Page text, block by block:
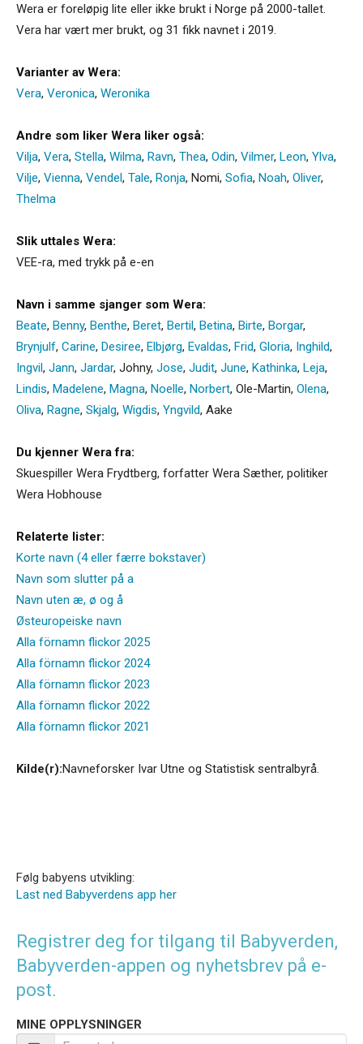
Wera er foreløpig lite eller ikke brukt i Norge på 2000-tallet.
Vera har vært mer brukt, og 31 fikk navnet i 2019.
Varianter av Wera:
Vera, Veronica, Weronika
Andre som liker Wera liker også:
Vilja, Vera, Stella, Wilma, Ravn, Thea, Odin, Vilmer, Leon, Ylva,
Vilje, Vienna, Vendel, Tale, Ronja, Nomi, Sofia, Noah, Oliver,
Thelma
Slik uttales Wera:
VEE-ra, med trykk på e-en
Navn i samme sjanger som Wera:
Beate, Benny, Benthe, Beret, Bertil, Betina, Birte, Borgar,
Brynjulf, Carine, Desiree, Elbjørg, Evaldas, Frid, Gloria, Inghild,
Ingvil, Jann, Jardar, Johny, Jose, Judit, June, Kathinka, Leja,
Lindis, Madelene, Magna, Noelle, Norbert, Ole-Martin, Olena,
Oliva, Ragne, Skjalg, Wigdis, Yngvild, Aake
Du kjenner Wera fra:
Skuespiller Wera Frydtberg, forfatter Wera Sæther, politiker
Wera Hobhouse
Relaterte lister:
Korte navn (4 eller færre bokstaver)
Navn som slutter på a
Navn uten æ, ø og å
Østeuropeiske navn
Alla förnamn flickor 2025
Alla förnamn flickor 2024
Alla förnamn flickor 2023
Alla förnamn flickor 2022
Alla förnamn flickor 2021
Kilde(r):Navneforsker Ivar Utne og Statistisk sentralbyrå.
Følg babyens utvikling:
Last ned Babyverdens app her
Registrer deg for tilgang til Babyverden,
Babyverden-appen og nyhetsbrev på e-
post.
MINE OPPLYSNINGER